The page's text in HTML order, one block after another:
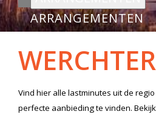
ARRANGEMENTEN
WERCHTER
Vind hier alle lastminutes uit de
perfecte aanbieding te vinden.